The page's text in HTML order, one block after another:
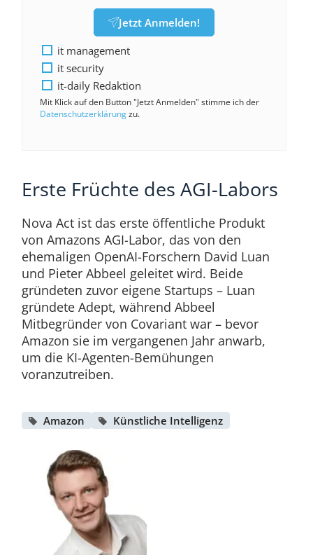
Jetzt Anmelden!
it management
it security
it-daily Redaktion
Mit Klick auf den Button "Jetzt Anmelden" stimme ich der
Datenschutzerklärungzu.
Erste Früchte des AGI-Labors
Nova Act ist das erste öffentliche Produkt
von Amazons AGI-Labor, das von den
ehemaligen OpenAI-Forschern David Luan
und Pieter Abbeel geleitet wird. Beide
gründeten zuvor eigene Startups – Luan
gründete Adept, während Abbeel
Mitbegründer von Covariant war – bevor
Amazon sie im vergangenen Jahr anwarb,
um die KI-Agenten-Bemühungen
voranzutreiben.
Amazon Künstliche Intelligenz